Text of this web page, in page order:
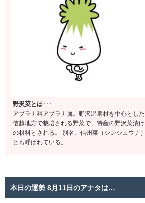
野沢菜とは･･･
アブラナ科アブラナ属。野沢温泉村を中心とした
信越地方で栽培される野菜で、特産の野沢菜漬け
の材料とされる。 別名、信州菜（シンシュウナ）
とも呼ばれている。
本日の運勢 8月11日のアナタは…